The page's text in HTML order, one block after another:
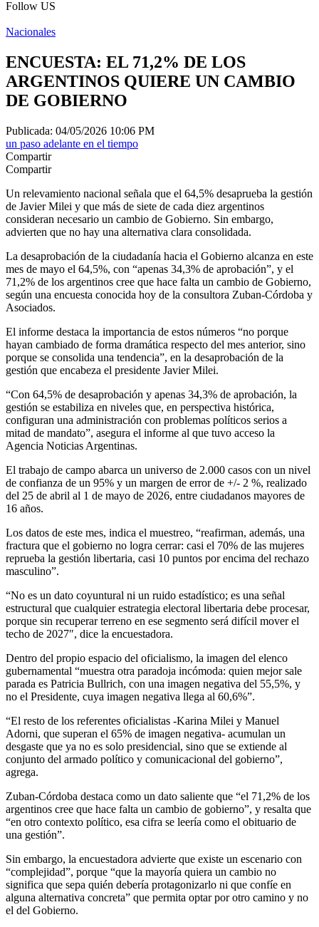
Follow US
Nacionales
ENCUESTA: EL 71,2% DE LOS
ARGENTINOS QUIERE UN CAMBIO
DE GOBIERNO
Publicada: 04/05/2026 10:06 PM
un paso adelante en el tiempo
Compartir
Compartir
Un relevamiento nacional señala que el 64,5% desaprueba la gestión
de Javier Milei y que más de siete de cada diez argentinos
consideran necesario un cambio de Gobierno. Sin embargo,
advierten que no hay una alternativa clara consolidada.
La desaprobación de la ciudadanía hacia el Gobierno alcanza en este
mes de mayo el 64,5%, con “apenas 34,3% de aprobación”, y el
71,2% de los argentinos cree que hace falta un cambio de Gobierno,
según una encuesta conocida hoy de la consultora Zuban-Córdoba y
Asociados.
El informe destaca la importancia de estos números “no porque
hayan cambiado de forma dramática respecto del mes anterior, sino
porque se consolida una tendencia”, en la desaprobación de la
gestión que encabeza el presidente Javier Milei.
“Con 64,5% de desaprobación y apenas 34,3% de aprobación, la
gestión se estabiliza en niveles que, en perspectiva histórica,
configuran una administración con problemas políticos serios a
mitad de mandato”, asegura el informe al que tuvo acceso la
Agencia Noticias Argentinas.
El trabajo de campo abarca un universo de 2.000 casos con un nivel
de confianza de un 95% y un margen de error de +/- 2 %, realizado
del 25 de abril al 1 de mayo de 2026, entre ciudadanos mayores de
16 años.
Los datos de este mes, indica el muestreo, “reafirman, además, una
fractura que el gobierno no logra cerrar: casi el 70% de las mujeres
reprueba la gestión libertaria, casi 10 puntos por encima del rechazo
masculino”.
“No es un dato coyuntural ni un ruido estadístico; es una señal
estructural que cualquier estrategia electoral libertaria debe procesar,
porque sin recuperar terreno en ese segmento será difícil mover el
techo de 2027″, dice la encuestadora.
Dentro del propio espacio del oficialismo, la imagen del elenco
gubernamental “muestra otra paradoja incómoda: quien mejor sale
parada es Patricia Bullrich, con una imagen negativa del 55,5%, y
no el Presidente, cuya imagen negativa llega al 60,6%”.
“El resto de los referentes oficialistas -Karina Milei y Manuel
Adorni, que superan el 65% de imagen negativa- acumulan un
desgaste que ya no es solo presidencial, sino que se extiende al
conjunto del armado político y comunicacional del gobierno”,
agrega.
Zuban-Córdoba destaca como un dato saliente que “el 71,2% de los
argentinos cree que hace falta un cambio de gobierno”, y resalta que
“en otro contexto político, esa cifra se leería como el obituario de
una gestión”.
Sin embargo, la encuestadora advierte que existe un escenario con
“complejidad”, porque “que la mayoría quiera un cambio no
significa que sepa quién debería protagonizarlo ni que confíe en
alguna alternativa concreta” que permita optar por otro camino y no
el del Gobierno.